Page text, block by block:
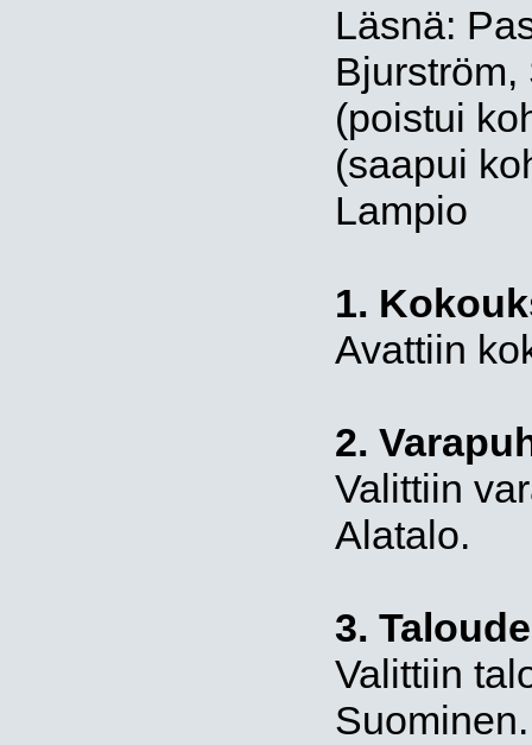
Läsnä:
(poistui
(saapui
Lampio
1.
Avattiin
2.
Valittiin
Alatalo.
3.
Valittiin
Suominen.